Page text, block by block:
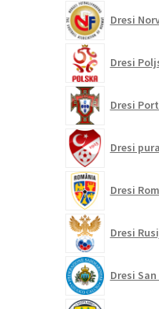
Dresi
Dresi
Dresi
Dresi
Dresi
Dresi
Dresi